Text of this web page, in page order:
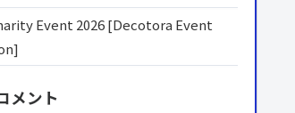
Event 2026 [Decotora Event
メント